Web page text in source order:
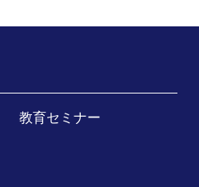
教育セミナー